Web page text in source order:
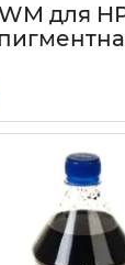
для HP